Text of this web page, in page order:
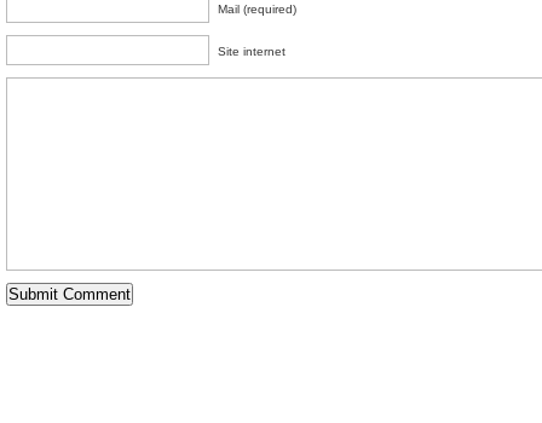
Mail (required)
Site internet